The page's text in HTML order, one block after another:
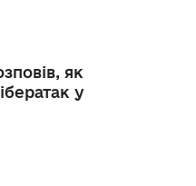
як
у